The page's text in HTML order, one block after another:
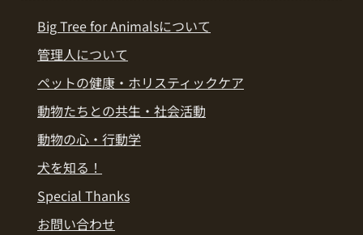
Big Tree for Animalsについて
管理人について
ペットの健康・ホリスティックケア
動物たちとの共生・社会活動
動物の心・行動学
犬を知る！
Special Thanks
お問い合わせ